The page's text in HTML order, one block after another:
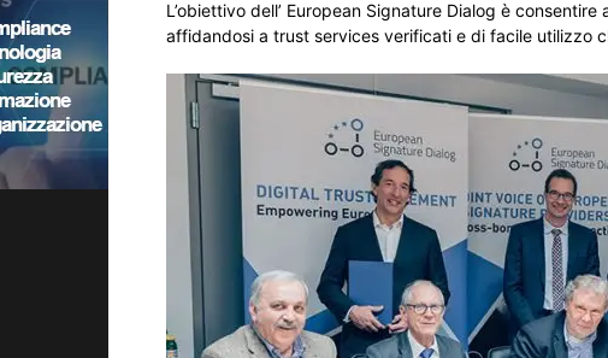
L’obiettivo dell’ European Signature Dialog è
affidandosi a trust services verificati e di facile utilizzo